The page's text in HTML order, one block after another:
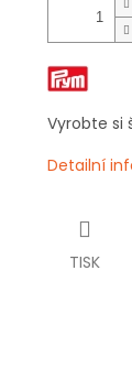
Vyrobte si
Detailní
TISK